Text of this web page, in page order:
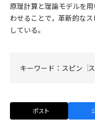
原理計算と理論モデルを
わせることで，革新的な
している。
キーワード： スピン
ポスト